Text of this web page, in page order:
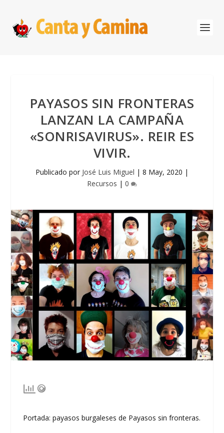
PAYASOS SIN FRONTERAS
LANZAN LA CAMPAÑA
«SONRISAVIRUS». REIR ES
VIVIR.
Publicado por José Luis Miguel | 8 May, 2020 |
Recursos | 0
Portada: payasos burgaleses de Payasos sin fronteras.